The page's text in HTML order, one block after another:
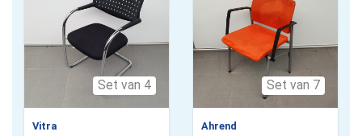
Set van 4
Vitra
Set van 7
Ahrend